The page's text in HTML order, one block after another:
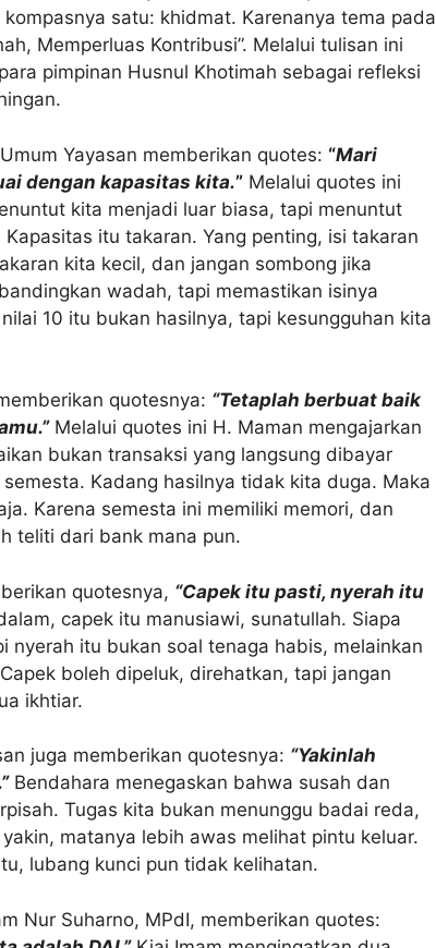
satu: khidmat. Karenanya tema pada
Memperluas Kontribusi”. Melalui tulisan ini
pimpinan Husnul Khotimah sebagai refleksi
Yayasan memberikan quotes: “Mari
dengan kapasitas kita.” Melalui quotes ini
kita menjadi luar biasa, tapi menuntut
itu takaran. Yang penting, isi takaran
kita kecil, dan jangan sombong jika
wadah, tapi memastikan isinya
10 itu bukan hasilnya, tapi kesungguhan kita
quotesnya: “Tetaplah berbuat baik
Melalui quotes ini H. Maman mengajarkan
bukan transaksi yang langsung dibayar
Kadang hasilnya tidak kita duga. Maka
Karena semesta ini memiliki memori, dan
teliti dari bank mana pun.
quotesnya, “Capek itu pasti, nyerah itu
capek itu manusiawi, sunatullah. Siapa
nyerah itu bukan soal tenaga habis, melainkan
boleh dipeluk, direhatkan, tapi jangan
ikhtiar.
juga memberikan quotesnya: “Yakinlah
Bendahara menegaskan bahwa susah dan
Tugas kita bukan menunggu badai reda,
matanya lebih awas melihat pintu keluar.
lubang kunci pun tidak kelihatan.
Nur Suharno, MPdI, memberikan quotes: